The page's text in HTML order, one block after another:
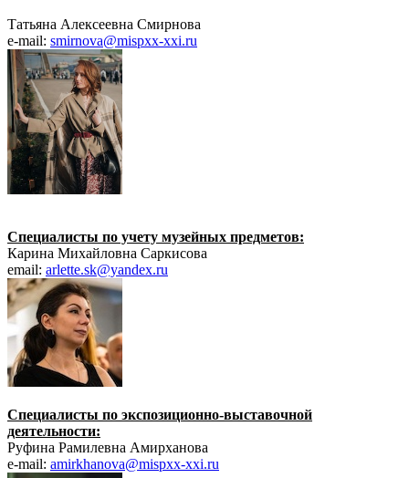
Татьяна Алексеевна Смирнова
e-mail: smirnova@mispxx-xxi.ru
Специалисты по учету музейных предметов:
Карина Михайловна Саркисова
email: arlette.sk@yandex.ru
Специалисты по экспозиционно-выставочной
деятельности:
Руфина Рамилевна Амирханова
e-mail: amirkhanova@mispxx-xxi.ru